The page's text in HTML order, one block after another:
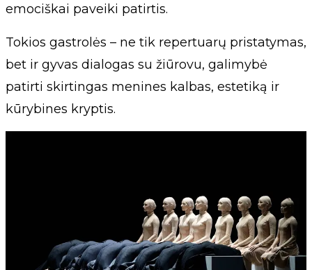
emociškai paveiki patirtis.
Tokios gastrolės – ne tik repertuarų pristatymas,
bet ir gyvas dialogas su žiūrovu, galimybė
patirti skirtingas menines kalbas, estetiką ir
kūrybines kryptis.